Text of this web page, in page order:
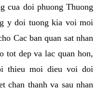
cua doi phuong Thuong
y doi tuong kia voi moi
Cac ban quan sat nhan
tot dep va lac quan hon,
thieu moi dieu voi doi
chan thanh va sau nhan